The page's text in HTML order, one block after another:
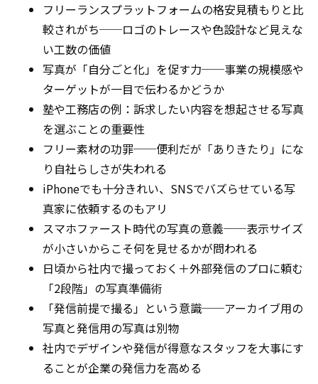
フリーランスプラットフォームの格安見積もりと比
較されがち──ロゴのトレースや色設計など見えな
い工数の価値
写真が「自分ごと化」を促す力──事業の規模感や
ターゲットが一目で伝わるかどうか
塾や工務店の例：訴求したい内容を想起させる写真
を選ぶことの重要性
フリー素材の功罪──便利だが「ありきたり」にな
り自社らしさが失われる
iPhoneでも十分きれい、SNSでバズらせている写
真家に依頼するのもアリ
スマホファースト時代の写真の意義──表示サイズ
が小さいからこそ何を見せるかが問われる
日頃から社内で撮っておく＋外部発信のプロに頼む
「2段階」の写真準備術
「発信前提で撮る」という意識──アーカイブ用の
写真と発信用の写真は別物
社内でデザインや発信が得意なスタッフを大事にす
ることが企業の発信力を高める